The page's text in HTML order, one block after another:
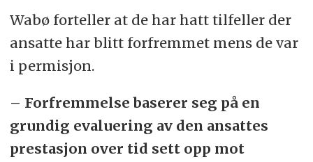
Wabø forteller at de har hatt tilfeller der
ansatte har blitt forfremmet mens de var
i permisjon.
– Forfremmelse baserer seg på en
grundig evaluering av den ansattes
prestasjon over tid sett opp mot